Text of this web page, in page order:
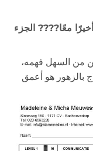
معًا???? الجزء
من السهل فهمه،
بالزهور هو أعمق